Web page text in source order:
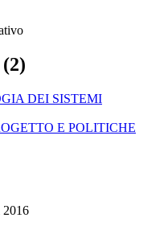
DEI SISTEMI
E POLITICHE
2016